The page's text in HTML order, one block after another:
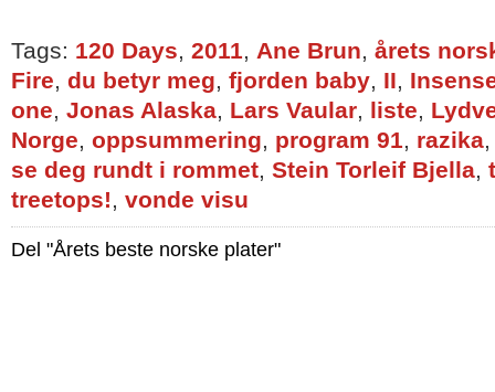
Tags: 120 Days, 2011, Ane Brun, årets
Fire, du betyr meg, fjorden baby, II,
one, Jonas Alaska, Lars Vaular, liste,
Norge, oppsummering, program 91, razika
se deg rundt i rommet, Stein Torleif Bjella,
treetops!, vonde visu
Del "Årets beste norske plater"